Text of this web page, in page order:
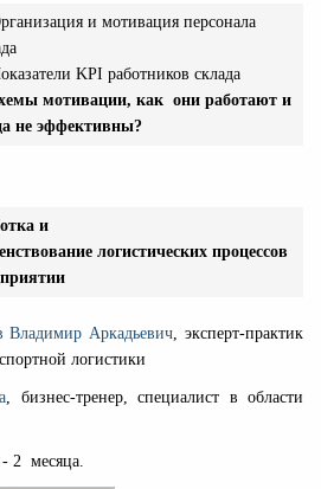
и мотивация персонала
KPI работников склада
мотивации, как они работают и
не эффективны?
и
логистических процессов
Владимир Аркадьевич, эксперт-практик
логистики
, бизнес-тренер, специалист в области
- 2 месяца.